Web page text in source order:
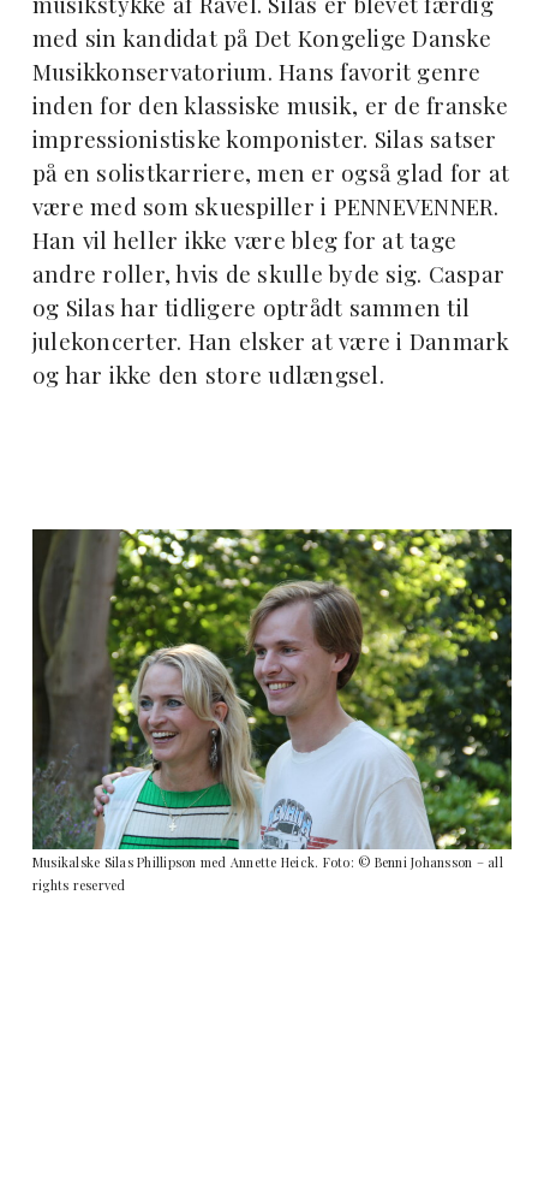
med sin kandidat på Det Kongelige Danske
Musikkonservatorium. Hans favorit genre
inden for den klassiske musik, er de franske
impressionistiske komponister. Silas satser
på en solistkarriere, men er også glad for at
være med som skuespiller i PENNEVENNER.
Han vil heller ikke være bleg for at tage
andre roller, hvis de skulle byde sig. Caspar
og Silas har tidligere optrådt sammen til
julekoncerter. Han elsker at være i Danmark
og har ikke den store udlængsel.
Musikalske Silas Phillipson med Annette Heick. Foto: © Benni Johansson – all
rights reserved